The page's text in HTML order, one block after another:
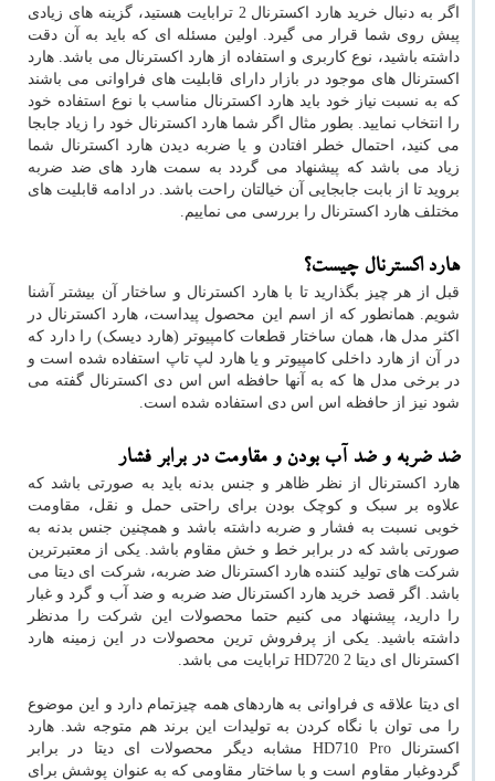
اگر به دنبال خرید هارد اکسترنال 2 ترابایت هستید، گزینه های زیادی
پیش روی شما قرار می گیرد. اولین مسئله ای که باید به آن دقت
داشته باشید، نوع کاربری و استفاده از هارد اکسترنال می باشد. هارد
اکسترنال های موجود در بازار دارای قابلیت های فراوانی می باشند
که به نسبت نیاز خود باید هارد اکسترنال مناسب با نوع استفاده خود
را انتخاب نمایید. بطور مثال اگر شما هارد اکسترنال خود را زیاد جابجا
می کنید، احتمال خطر افتادن و یا ضربه دیدن هارد اکسترنال شما
زیاد می باشد که پیشنهاد می گردد به سمت هارد های ضد ضربه
بروید تا از بابت جابجایی آن خیالتان راحت باشد. در ادامه قابلیت های
مختلف هارد اکسترنال را بررسی می نماییم.
هارد اکسترنال چیست؟
قبل از هر چیز بگذارید تا با هارد اکسترنال و ساختار آن بیشتر آشنا
شویم. همانطور که از اسم این محصول پیداست، هارد اکسترنال در
اکثر مدل ها، همان ساختار قطعات کامپیوتر (هارد دیسک) را دارد که
در آن از هارد داخلی کامپیوتر و یا هارد لپ تاپ استفاده شده است و
در برخی مدل ها که به آنها حافظه اس اس دی اکسترنال گفته می
شود نیز از حافظه اس اس دی استفاده شده است.
ضد ضربه و ضد آب بودن و مقاومت در برابر فشار
هارد اکسترنال از نظر ظاهر و جنس بدنه باید به صورتی باشد که
علاوه بر سبک و کوچک بودن برای راحتی حمل و نقل، مقاومت
خوبی نسبت به فشار و ضربه داشته باشد و همچنین جنس بدنه به
صورتی باشد که در برابر خط و خش مقاوم باشد. یکی از معتبرترین
شرکت های تولید کننده هارد اکسترنال ضد ضربه، شرکت ای دیتا می
باشد. اگر قصد خرید هارد اکسترنال ضد ضربه و ضد آب و گرد و غبار
را دارید، پیشنهاد می کنیم حتما محصولات این شرکت را مدنظر
داشته باشید. یکی از پرفروش ترین محصولات در این زمینه هارد
اکسترنال ای دیتا HD720 2 ترابایت می باشد.
ای دیتا علاقه ی فراوانی به هاردهای همه چیزتمام دارد و این موضوع
را می توان با نگاه کردن به تولیدات این برند هم متوجه شد. هارد
اکسترنال HD710 Pro مشابه دیگر محصولات ای دیتا در برابر
گردوغبار مقاوم است و با ساختار مقاومی که به عنوان پوشش برای